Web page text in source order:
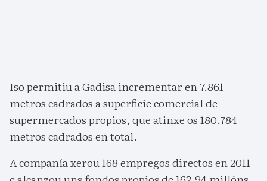
Iso permitiu a Gadisa incrementar en 7.861
metros cadrados a superficie comercial de
supermercados propios, que atinxe os 180.784
metros cadrados en total.
A compañía xerou 168 empregos directos en 2011